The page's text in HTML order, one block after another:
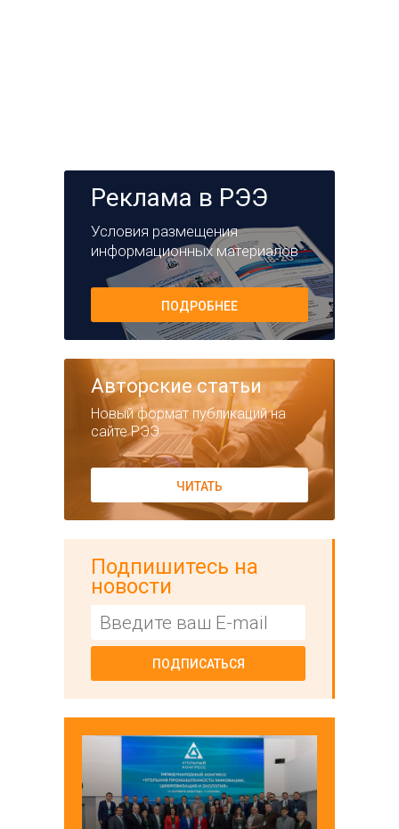
Реклама в РЭЭ
Условия размещения
информационных материалов
ПОДРОБНЕЕ
Авторские статьи
Новый формат публикаций на
сайте РЭЭ
ЧИТАТЬ
Подпишитесь на
новости
ПОДПИСАТЬСЯ